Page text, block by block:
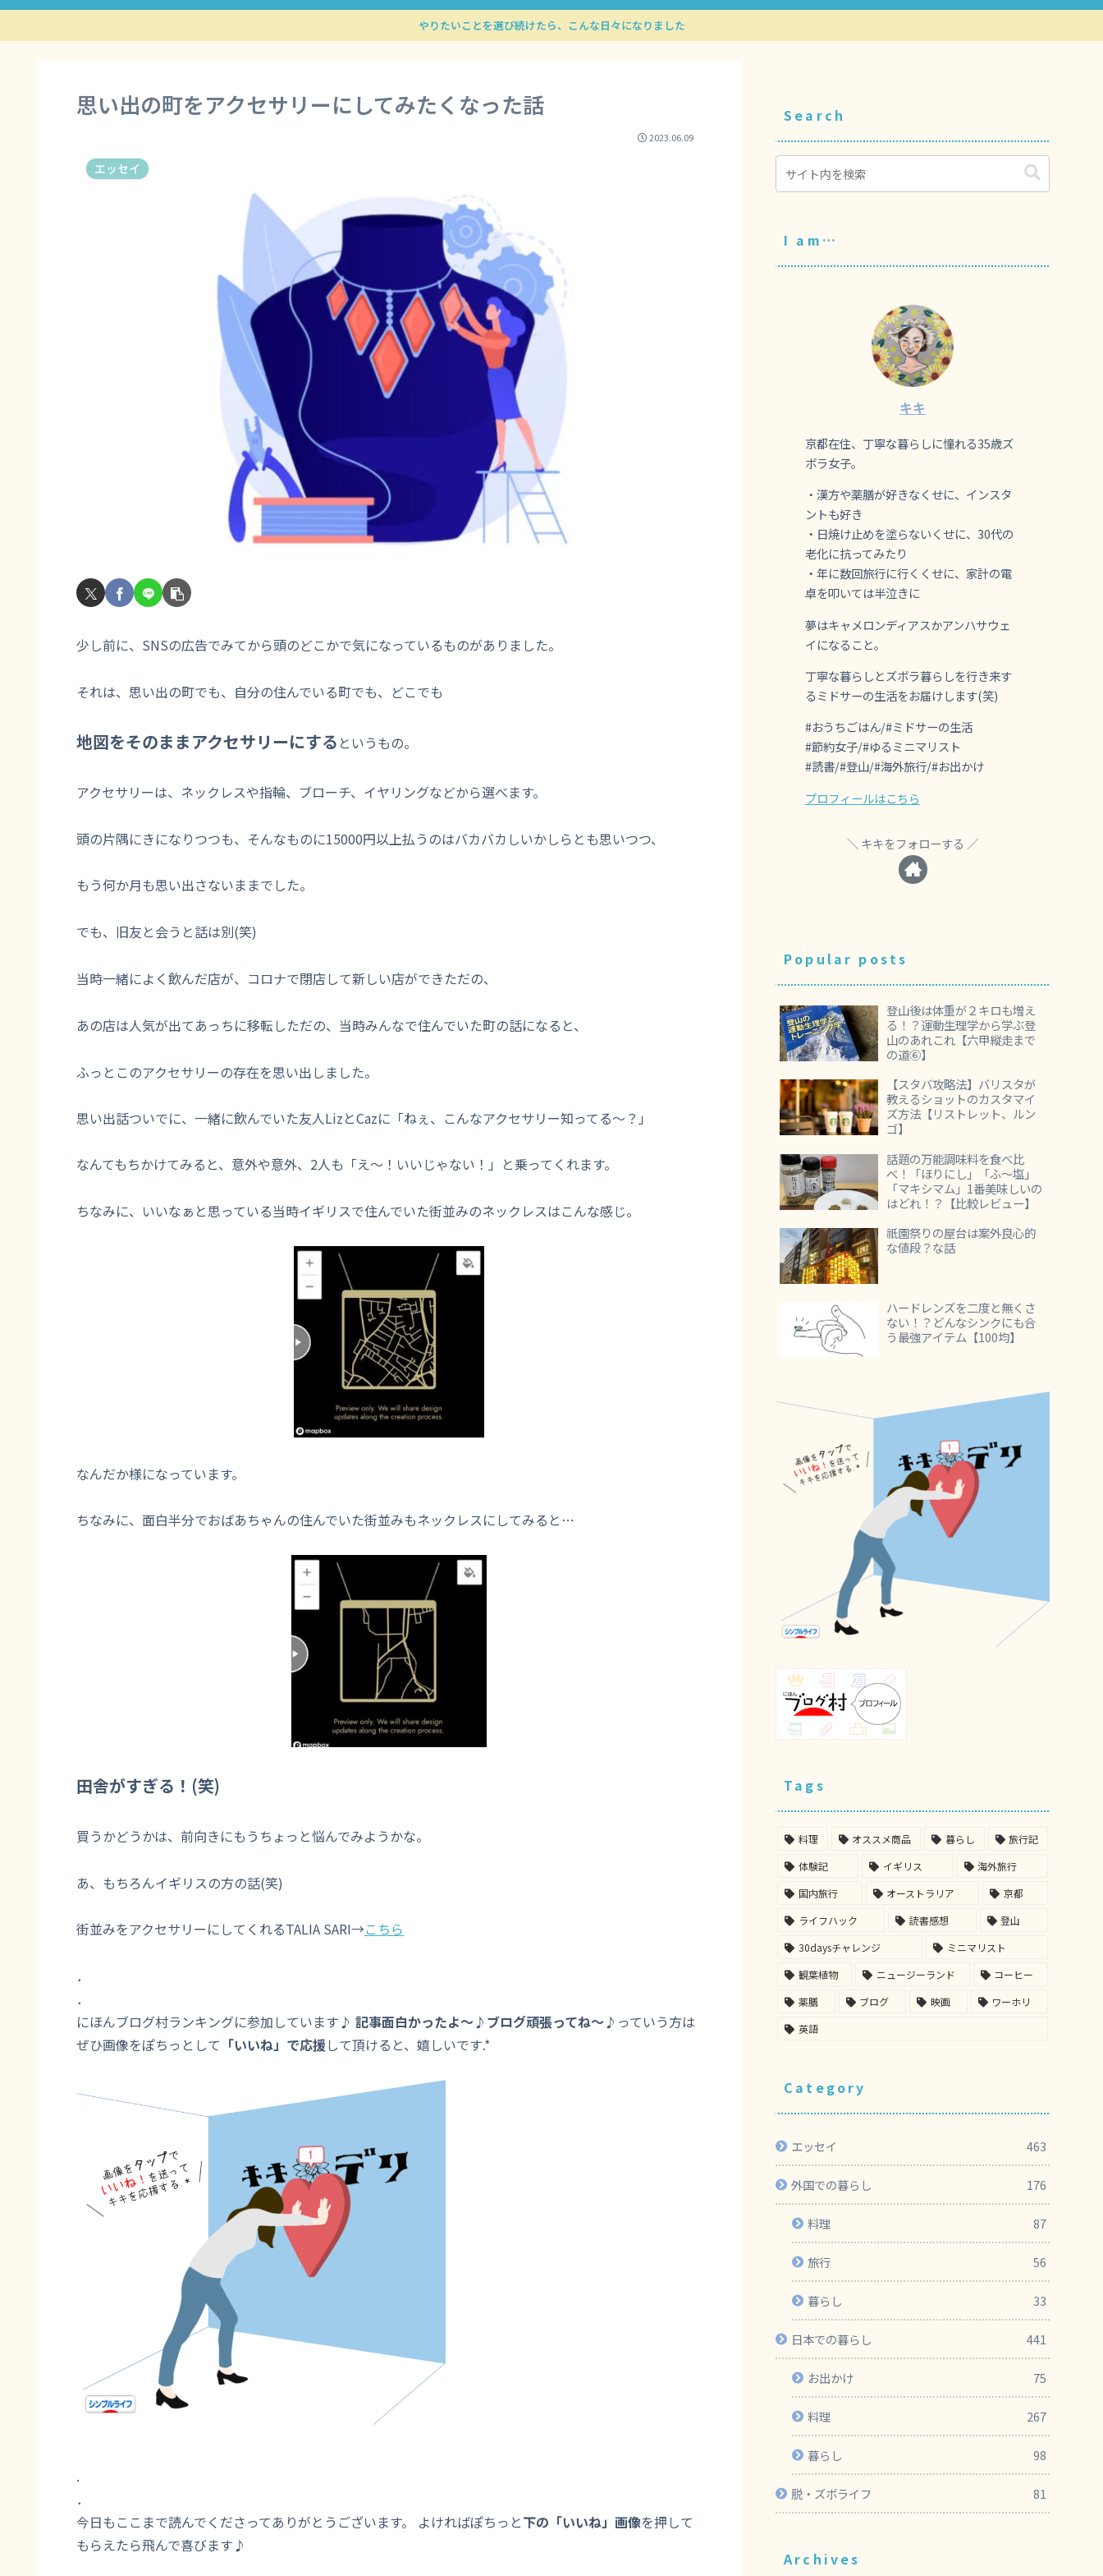
やりたいことを選び続けたら、こんな日々になりました
思い出の町をアクセサリーにしてみたくなった話
2023.06.09
エッセイ
少し前に、SNSの広告でみてから頭のどこかで気になっているものがありました。
それは、思い出の町でも、自分の住んでいる町でも、どこでも
地図をそのままアクセサリーにする というもの。
アクセサリーは、ネックレスや指輪、ブローチ、イヤリングなどから選べます。
頭の片隅にきになりつつも、そんなものに15000円以上払うのはバカバカしいかしらとも思いつつ、
もう何か月も思い出さないままでした。
でも、旧友と会うと話は別(笑)
当時一緒によく飲んだ店が、コロナで閉店して新しい店ができただの、
あの店は人気が出てあっちに移転しただの、当時みんなで住んでいた町の話になると、
ふっとこのアクセサリーの存在を思い出しました。
思い出話ついでに、一緒に飲んでいた友人LizとCazに「ねぇ、こんなアクセサリー知ってる～？」
なんてもちかけてみると、意外や意外、2人も「え～！いいじゃない！」と乗ってくれます。
ちなみに、いいなぁと思っている当時イギリスで住んでいた街並みのネックレスはこんな感じ。
なんだか様になっています。
ちなみに、面白半分でおばあちゃんの住んでいた街並みもネックレスにしてみると…
田舎がすぎる！(笑)
買うかどうかは、前向きにもうちょっと悩んでみようかな。
あ、もちろんイギリスの方の話(笑)
街並みをアクセサリーにしてくれるTALIA SARI→こちら
．
．
にほんブログ村ランキングに参加しています♪ 記事面白かったよ～♪ブログ頑張ってね～♪ っていう方は
ぜひ画像をぽちっとして 「いいね」で応援 して頂けると、嬉しいです.*
.
．
今日もここまで読んでくださってありがとうございます。 よければぽちっと下の「いいね」画像を押して
もらえたら飛んで喜びます♪
Search
I am…
キキ
京都在住、丁寧な暮らしに憧れる35歳ズ
ボラ女子。
・漢方や薬膳が好きなくせに、インスタ
ントも好き
・日焼け止めを塗らないくせに、30代の
老化に抗ってみたり
・年に数回旅行に行くくせに、家計の電
卓を叩いては半泣きに
夢はキャメロンディアスかアンハサウェ
イになること。
丁寧な暮らしとズボラ暮らしを行き来す
るミドサーの生活をお届けします(笑)
#おうちごはん/#ミドサーの生活
#節約女子/#ゆるミニマリスト
#読書/#登山/#海外旅行/#お出かけ
プロフィールはこちら
キキをフォローする
Popular posts
登山後は体重が２キロも増え
る！？運動生理学から学ぶ登
山のあれこれ【六甲縦走まで
の道⑥】
【スタバ攻略法】バリスタが
教えるショットのカスタマイ
ズ方法【リストレット、ルン
ゴ】
話題の万能調味料を食べ比
べ！「ほりにし」「ふ～塩」
「マキシマム」1番美味しいの
はどれ！？【比較レビュー】
祇園祭りの屋台は案外良心的
な値段？な話
ハードレンズを二度と無くさ
ない！？どんなシンクにも合
う最強アイテム【100均】
Tags
料理 オススメ商品 暮らし
旅行記
体験記
イギリス
海外旅行
国内旅行
オーストラリア
京都
ライフハック
読書感想
登山
30daysチャレンジ
ミニマリスト
観葉植物
ニュージーランド
コーヒー
薬膳
ブログ 映画
ワーホリ
英語
Category
エッセイ 463
外国での暮らし 176
料理 87
旅行 56
暮らし 33
日本での暮らし 441
お出かけ 75
料理 267
暮らし 98
脱・ズボライフ 81
Archives